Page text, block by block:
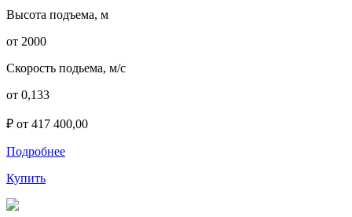
Высота подъема, м
от 2000
Скорость подьема, м/с
от 0,133
₽ от 417 400,00
Подробнее
Купить